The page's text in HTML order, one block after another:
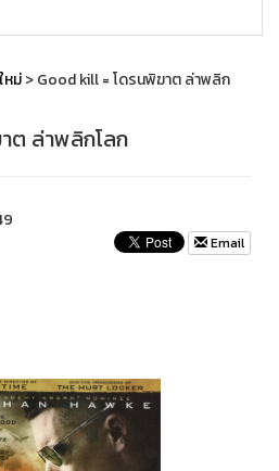
หม่> Good kill = โดรนพิฆาต ล่าพลิก
ต ล่าพลิกโลก
Email